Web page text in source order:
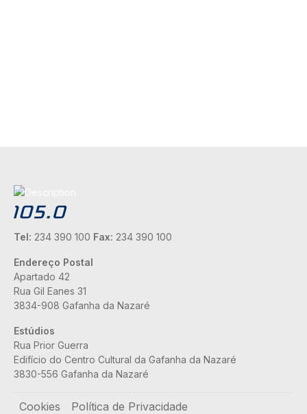
Tel: 234 390 100 Fax: 234 390 100
Endereço Postal
Apartado 42
Rua Gil Eanes 31
3834-908 Gafanha da Nazaré
Estúdios
Rua Prior Guerra
Edifício do Centro Cultural da Gafanha da Nazaré
3830-556 Gafanha da Nazaré
Rodapé
Cookies Política de Privacidade